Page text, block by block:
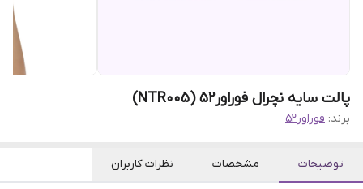
پالت سایه نچرال فوراور52 (NTR005)
برند: فوراور52
توضیحات مشخصات نظرات کاربران